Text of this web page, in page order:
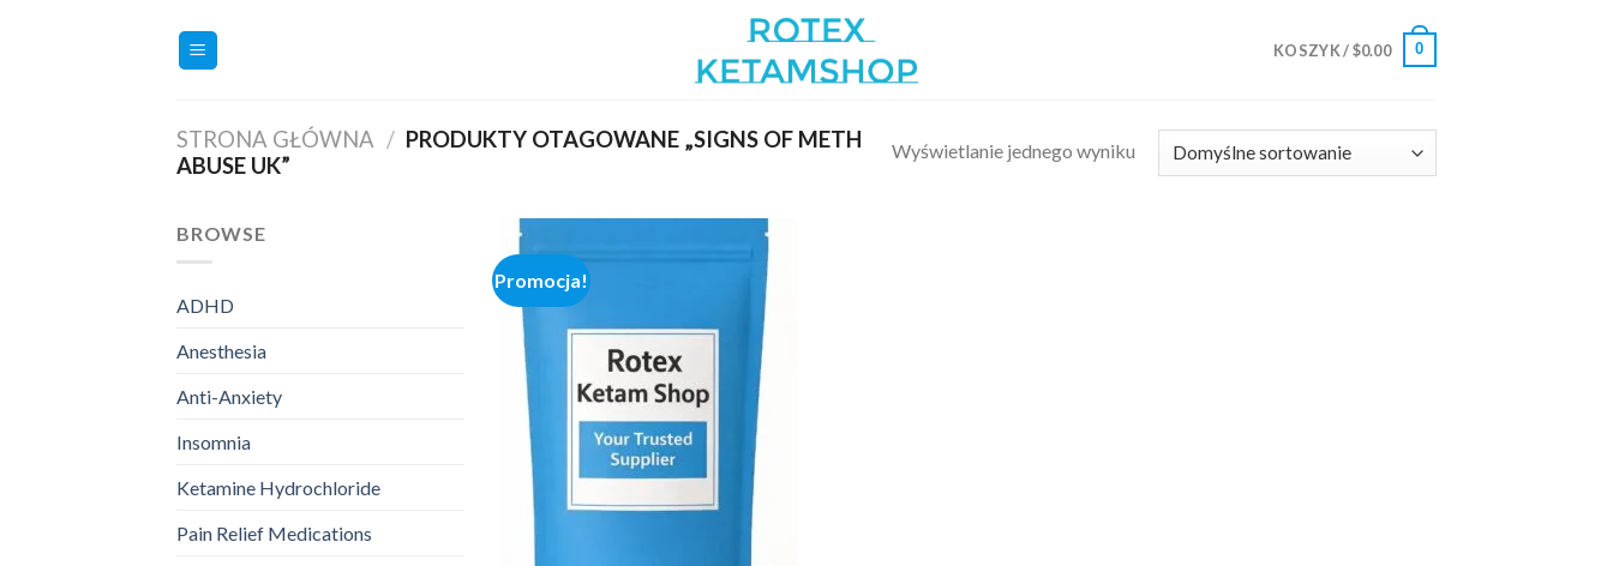
KOSZYK /$0.00 0
STRONA GŁÓWNA / PRODUKTY OTAGOWANE „SIGNS OF METH
ABUSE UK”
Wyświetlanie jednego wyniku
BROWSE
ADHD
Anesthesia
Anti-Anxiety
Insomnia
Ketamine Hydrochloride
Pain Relief Medications
Promocja!
Add to
wishlist